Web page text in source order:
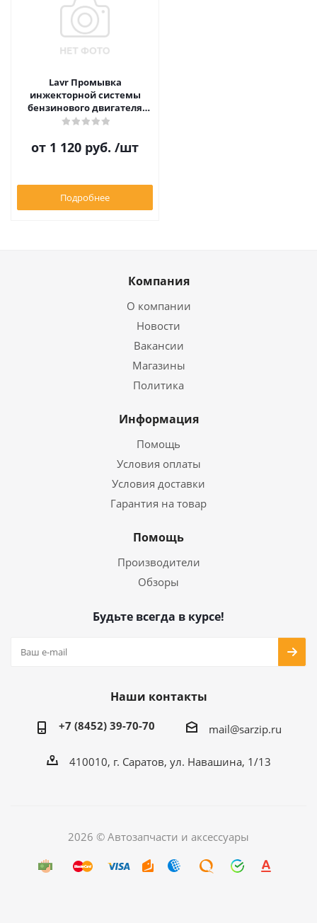
Lavr Промывка
инжекторной системы
бензинового двигателя
ML101 Anti Coks
от 1 120 руб. /шт
Подробнее
Компания
О компании
Новости
Вакансии
Магазины
Политика
Информация
Помощь
Условия оплаты
Условия доставки
Гарантия на товар
Помощь
Производители
Обзоры
Будьте всегда в курсе!
Наши контакты
+7 (8452) 39-70-70 mail@sarzip.ru
410010, г. Саратов, ул. Навашина, 1/13
2026 © Автозапчасти и аксессуары